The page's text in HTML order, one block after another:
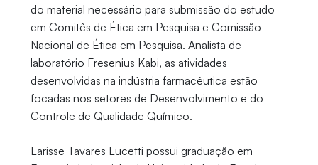
do material necessário para submissão do estudo
em Comitês de Ética em Pesquisa e Comissão
Nacional de Ética em Pesquisa. Analista de
laboratório Fresenius Kabi, as atividades
desenvolvidas na indústria farmacêutica estão
focadas nos setores de Desenvolvimento e do
Controle de Qualidade Químico.
Larisse Tavares Lucetti possui graduação em